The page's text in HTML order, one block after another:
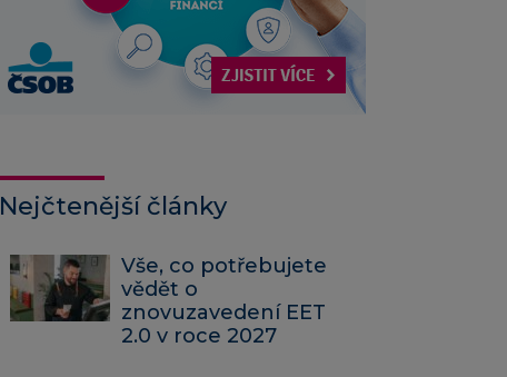
Nejčtenější články
Vše, co potřebujete
vědět o
znovuzavedení EET
2.0 v roce 2027